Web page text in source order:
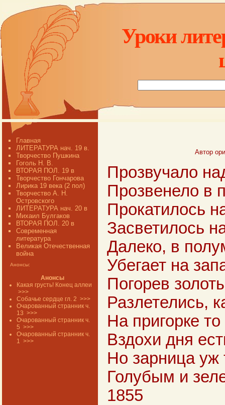
Уроки
Главная
ЛИТЕРАТУРА нач. 19 в.
Творчество Пушкина
Гоголь Н. В.
ВТОРАЯ ПОЛ. 19 в
Творчество Гончарова
Лирика 19 века (2 пол)
Творчество А. Н.
Островского
ЛИТЕРАТУРА нач. 20 в
Михаил Булгаков
ВТОРАЯ ПОЛ. 20 в
Современная
литература
Великая Отечественная
война
Анонсы:
Анонсы
Какая грусть! Конец аллеи
>>>
Собачье сердце гл. 2 >>>
Очарованный странник ч.
13 >>>
Очарованный странник ч.
5 >>>
Очарованный странник ч.
1 >>>
Автор
Прозвучало
Прозвенело в
Прокатилось
Засветилось
Далеко, в
Убегает на
Погорев
Разлетелись,
На пригорке
Вздохи дня
Но зарница уж
Голубым и
1855